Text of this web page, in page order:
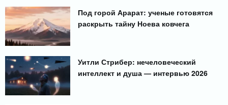
Под горой Арарат: ученые готовятся
раскрыть тайну Ноева ковчега
Уитли Стрибер: нечеловеческий
интеллект и душа — интервью 2026